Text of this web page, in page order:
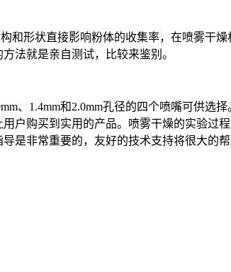
和形状直接影响粉体的收集率，在喷雾干
法就是亲自测试，比较来鉴别。
、1.4mm和2.0mm孔径的四个喷嘴可供
户购买到实用的产品。喷雾干燥的实验过
是非常重要的，友好的技术支持将很大的帮